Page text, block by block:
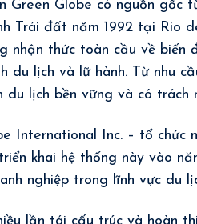
Green Globe có nguồn gốc
Trái đất năm 1992 tại Rio
nhận thức toàn cầu về biến
du lịch và lữ hành. Từ nhu
du lịch bền vững và có
International Inc. – tổ chức
khai hệ thống này vào
nghiệp trong lĩnh vực du